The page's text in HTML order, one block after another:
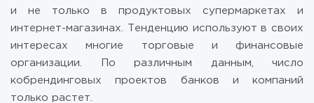
и не только в продуктовых супермаркетах и
интернет-магазинах. Тенденцию используют в своих
интересах многие торговые и финансовые
организации. По различным данным, число
кобрендинговых проектов банков и компаний
только растет.